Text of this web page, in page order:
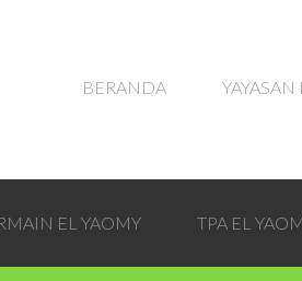
BERANDA
EL YAOMY TPA EL